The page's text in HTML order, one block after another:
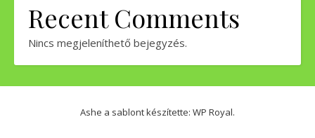
Recent Comments
Nincs megjeleníthető bejegyzés.
Ashe a sablont készítette: WP Royal.